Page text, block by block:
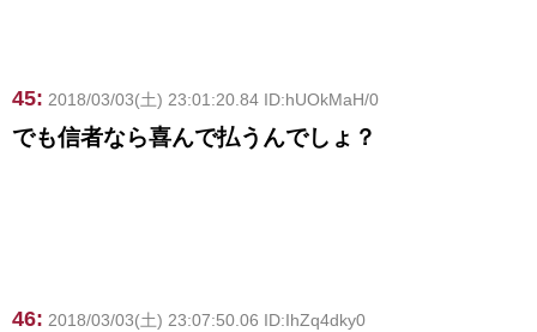
45: 2018/03/03(土) 23:01:20.84 ID:hUOkMaH/0
でも信者なら喜んで払うんでしょ？
46: 2018/03/03(土) 23:07:50.06 ID:IhZq4dky0